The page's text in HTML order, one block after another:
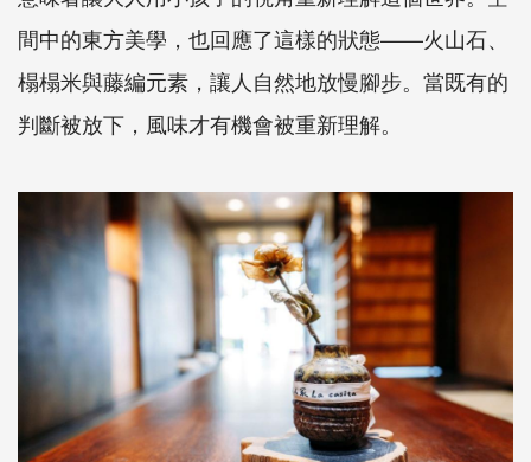
間中的東方美學，也回應了這樣的狀態——火山石、
榻榻米與藤編元素，讓人自然地放慢腳步。當既有的
判斷被放下，風味才有機會被重新理解。